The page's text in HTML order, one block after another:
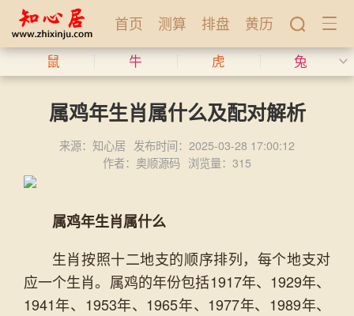
首页 测算 排盘 黄历
鼠 牛 虎 兔
属鸡年生肖属什么及配对解析
来源：知心居 发布时间：2025-03-28 17:00:12
作者：奥顺源码 浏览量：315
属鸡年生肖属什么
生肖按照十二地支的顺序排列，每个地支对
应一个生肖。属鸡的年份包括1917年、1929年、
1941年、1953年、1965年、1977年、1989年、